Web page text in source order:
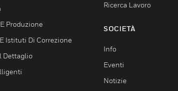
Produzione
Istituti Di Correzione
Dettaglio
Ricerca Lavoro
SOCIETÀ
Info
Eventi
Notizie